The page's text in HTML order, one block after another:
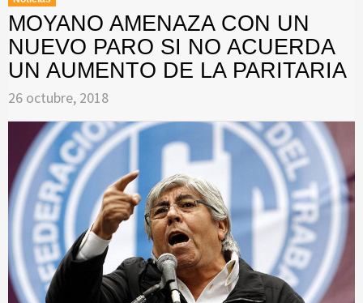
MOYANO AMENAZA CON UN
NUEVO PARO SI NO ACUERDA
UN AUMENTO DE LA PARITARIA
26 octubre, 2018